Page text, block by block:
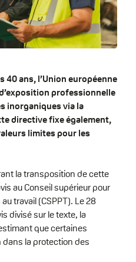
40 ans, l’Union européenne
professionnelle
inorganiques via la
directive fixe également,
limites pour les
la transposition de cette
au Conseil supérieur pour
travail (CSPPT). Le 28
divisé sur le texte, la
que certaines
la protection des